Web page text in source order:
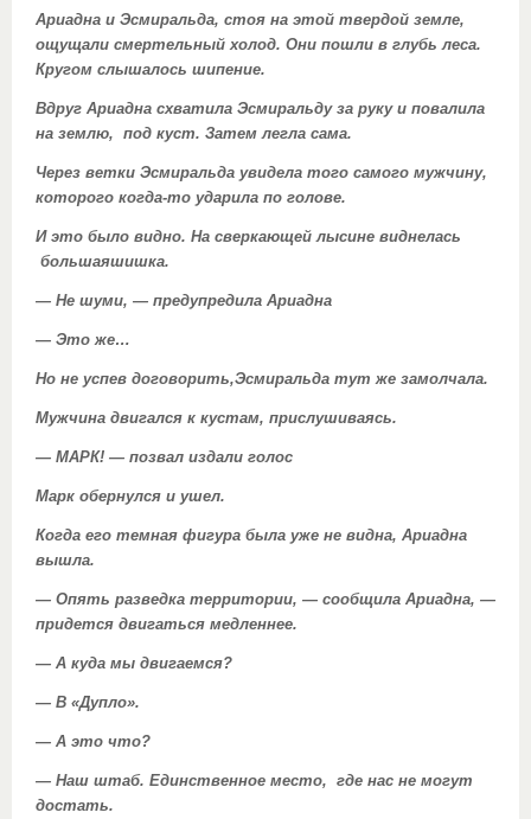
Ариадна и Эсмиральда, стоя на этой твердой земле,
ощущали смертельный холод. Они пошли в глубь леса.
Кругом слышалось шипение.
Вдруг Ариадна схватила Эсмиральду за руку и повалила
на землю, под куст. Затем легла сама.
Через ветки Эсмиральда увидела того самого мужчину,
которого когда-то ударила по голове.
И это было видно. На сверкающей лысине виднелась
большаяшишка.
— Не шуми, — предупредила Ариадна
— Это же…
Но не успев договорить,Эсмиральда тут же замолчала.
Мужчина двигался к кустам, прислушиваясь.
— МАРК! — позвал издали голос
Марк обернулся и ушел.
Когда его темная фигура была уже не видна, Ариадна
вышла.
— Опять разведка территории, — сообщила Ариадна, —
придется двигаться медленнее.
— А куда мы двигаемся?
— В «Дупло».
— А это что?
— Наш штаб. Единственное место, где нас не могут
достать.